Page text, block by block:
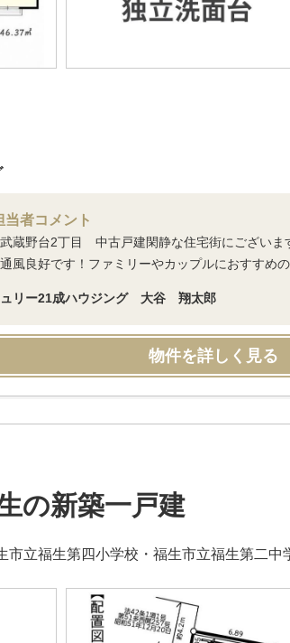
当者コメント
蔵野台2丁目 中古戸建閑静な住宅街にございま
風良好です！ファミリーやカップルにおすすめ
リー21成ハウジング 大谷 翔太郎
物件を詳しく見る
の新築一戸建
福生第四小学校・福生市立福生第二中